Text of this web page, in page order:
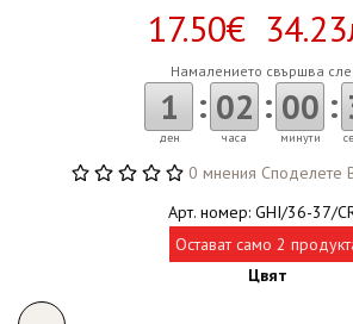
17.50€
Намалението свършва
1
ден
: 02
часа
: 00
минути
:
0 мнения Споделете
Арт. номер: GHI/36-37/
Остават само 2
Цвят